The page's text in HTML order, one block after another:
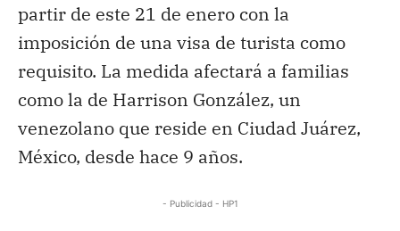
partir de este 21 de enero con la
imposición de una visa de turista como
requisito. La medida afectará a familias
como la de Harrison González, un
venezolano que reside en Ciudad Juárez,
México, desde hace 9 años.
- Publicidad - HP1